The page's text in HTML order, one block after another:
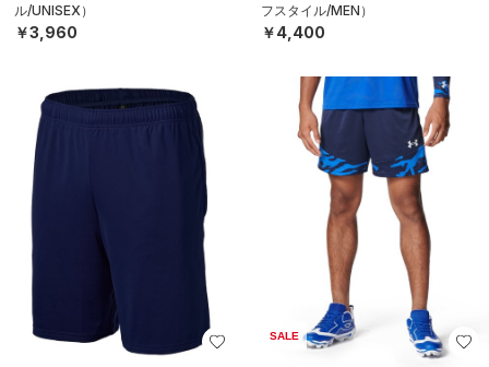
ル/UNISEX）
￥3,960
フスタイル/MEN）
￥4,400
SALE